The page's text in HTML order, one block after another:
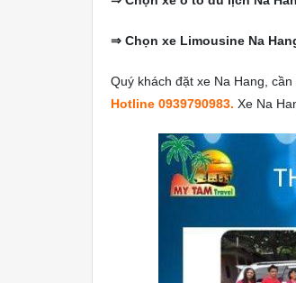
⇒ Chọn xe Limousine Na
Quý khách đặt xe Na Hang,
Hotline 0939790983. Xe Na